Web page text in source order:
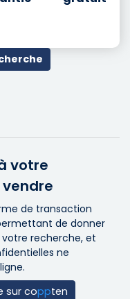
votre
de transaction
de donner
recherche, et
ne
sur coppten